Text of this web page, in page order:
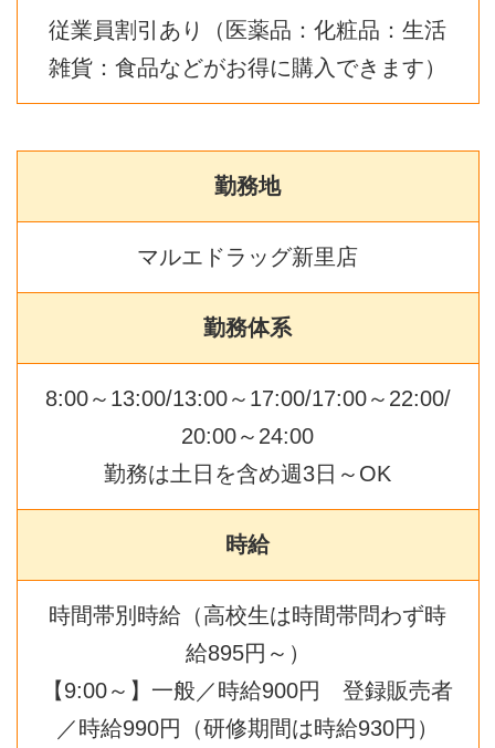
従業員割引あり（医薬品：化粧品：生活
雑貨：食品などがお得に購入できます）
勤務地
マルエドラッグ新里店
勤務体系
8:00～13:00/13:00～17:00/17:00～22:00/
20:00～24:00
勤務は土日を含め週3日～OK
時給
時間帯別時給（高校生は時間帯問わず時
給895円～）
【9:00～】一般／時給900円 登録販売者
／時給990円（研修期間は時給930円）